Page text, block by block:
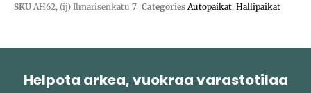
SKU AH62, (ij) Ilmarisenkatu 7 Categories Autopaikat, Hallipaikat
Helpota arkea, vuokraa varastotilaa